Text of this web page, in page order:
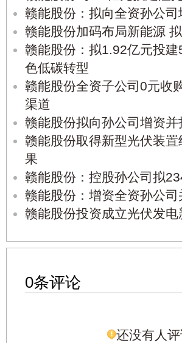
赣能股份：拟向全资孙公
赣能股份加码布局新能源
赣能股份：拟1.92亿元投
色低碳转型
赣能股份全资子公司0元收
渠道
赣能股份拟向孙公司增资
赣能股份取得新型光伏装
果
赣能股份：控股孙公司拟
赣能股份：增资全资孙公
赣能股份投资成立光伏发电
0条评论
还没有人